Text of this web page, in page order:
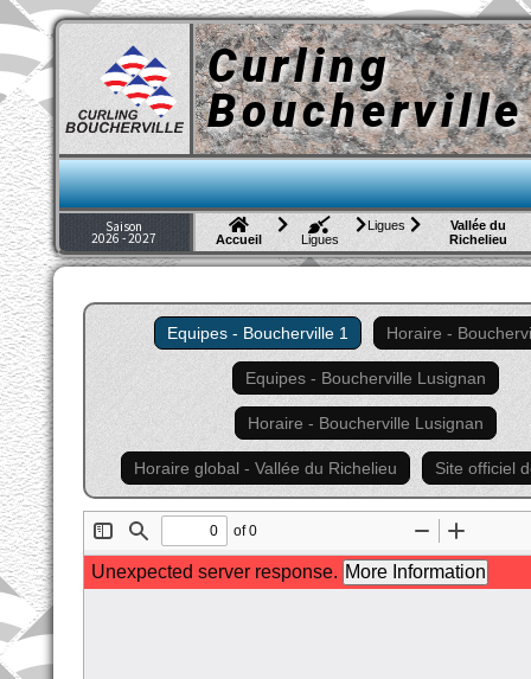
Curling
Boucherville
Saison
2026 - 2027 Accueil Ligues
Ligues
Vallée du
Richelieu
Equipes - Boucherville 1 Horaire -
Equipes - Boucherville Lusignan
Horaire - Boucherville Lusignan
Horaire global - Vallée du Richelieu Site officiel